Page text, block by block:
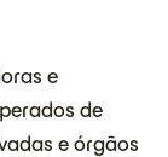
e
de
e órgãos